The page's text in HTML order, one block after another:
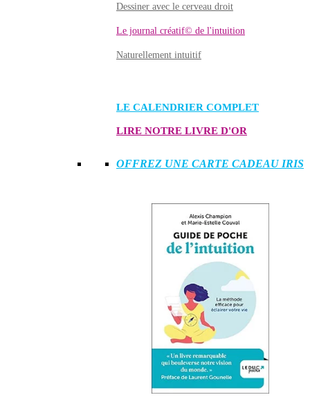
Dessiner avec le cerveau droit
Le journal créatif© de l'intuition
Naturellement intuitif
LE CALENDRIER COMPLET
LIRE NOTRE LIVRE D'OR
OFFREZ UNE CARTE CADEAU IRIS